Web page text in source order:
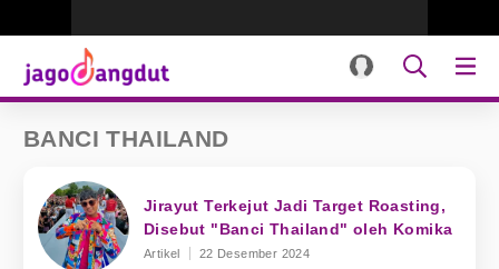
BANCI THAILAND
Jirayut Terkejut Jadi Target Roasting,
Disebut "Banci Thailand" oleh Komika
Artikel 22 Desember 2024